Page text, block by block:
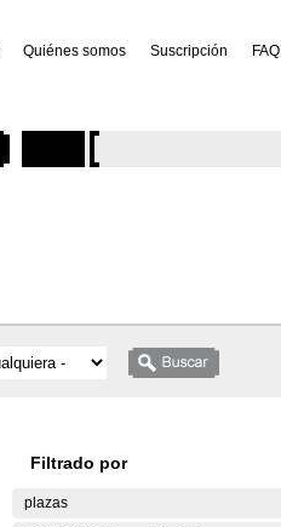
Quiénes somos Suscripción FAQ
Filtrado por
plazas